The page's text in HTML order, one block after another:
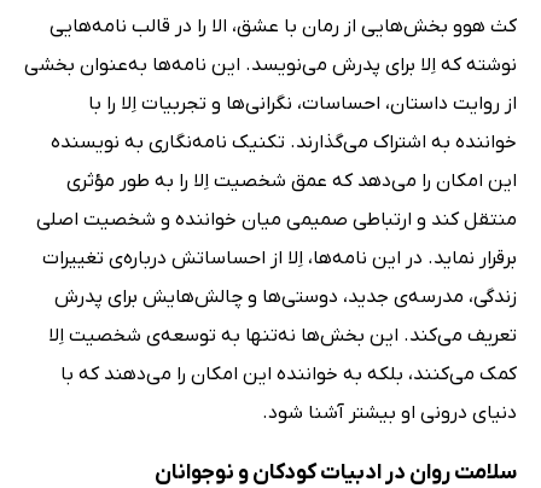
کث هوو بخش‌هایی از رمان با عشق، الا را در قالب نامه‌هایی
نوشته که اِلا برای پدرش می‌نویسد. این نامه‌ها به‌عنوان بخشی
از روایت داستان، احساسات، نگرانی‌ها و تجربیات اِلا را با
خواننده به اشتراک می‌گذارند. تکنیک نامه‌نگاری به نویسنده
این امکان را می‌دهد که عمق شخصیت اِلا را به طور مؤثری
منتقل کند و ارتباطی صمیمی میان خواننده و شخصیت اصلی
برقرار نماید. در این نامه‌ها، اِلا از احساساتش درباره‌ی تغییرات
زندگی، مدرسه‌ی جدید، دوستی‌ها و چالش‌هایش برای پدرش
تعریف می‌کند. این بخش‌ها نه‌تنها به توسعه‌ی شخصیت اِلا
کمک می‌کنند، بلکه به خواننده این امکان را می‌دهند که با
دنیای درونی او بیشتر آشنا شود.
سلامت روان در ادبیات کودکان و نوجوانان